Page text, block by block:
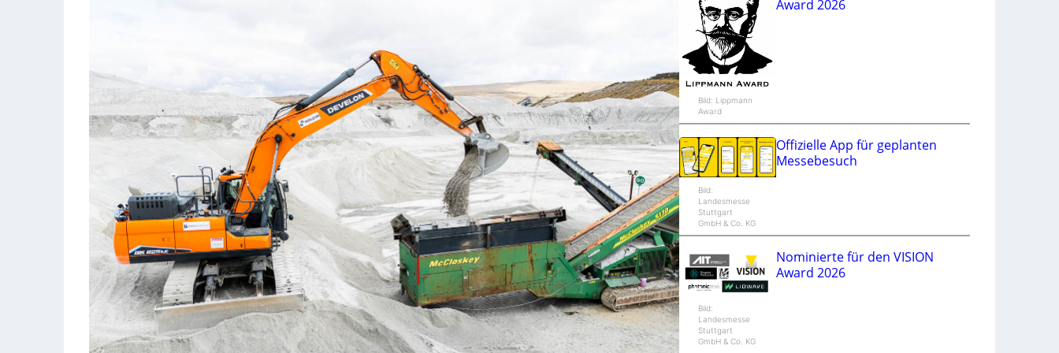
e
Bild: Lippmann
Award
Award 2026
Bild:
Landesmesse
Stuttgart
GmbH & Co. KG
Offizielle App für geplanten
Messebesuch
Bild:
Landesmesse
Stuttgart
GmbH & Co. KG
Nominierte für den VISION
Award 2026